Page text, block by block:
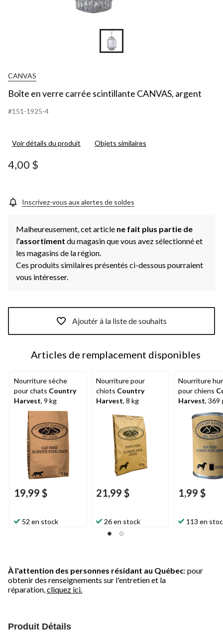
CANVAS
Boîte en verre carrée scintillante CANVAS, argent
#151-1925-4
Voir détails du produit Objets similaires
4,00 $
Inscrivez-vous aux alertes de soldes
Malheureusement, cet article ne fait plus partie de
l’assortiment du magasin que vous avez sélectionné et
les magasins de la région.
Ces produits similaires présentés ci-dessous pourraient
vous intéresser.
Ajoutér à la liste de souhaits
Articles de remplacement disponibles
Nourriture sèche
pour chats Country
Harvest, 9 kg
19,99 $
52 en stock
Nourriture pour
chiots Country
Harvest, 8 kg
21,99 $
26 en stock
Nourriture
pour chiens
Harvest, 369
1,99 $
113 en
À l'attention des personnes résidant au Québec: pour
obtenir des renseignements sur l'entretien et la
réparation, cliquez ici.
Produit Détails